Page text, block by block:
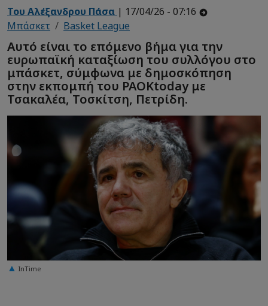
Του Αλέξανδρου Πάσα | 17/04/26 - 07:16
Μπάσκετ
Basket League
Αυτό είναι το επόμενο βήμα για την
ευρωπαϊκή καταξίωση του συλλόγου στο
μπάσκετ, σύμφωνα με δημοσκόπηση
στην εκπομπή του PAOKtoday με
Τσακαλέα, Τοσκίτση, Πετρίδη.
InTime